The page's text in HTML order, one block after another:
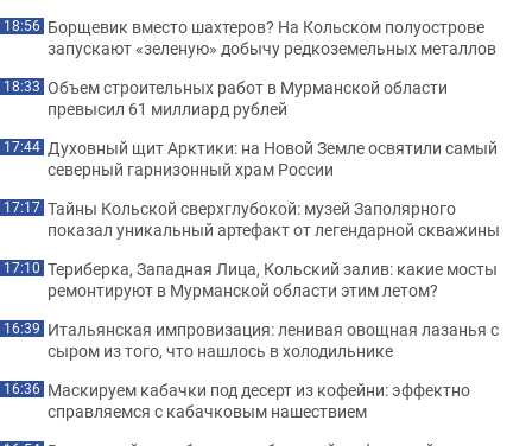
18:56 Борщевик вместо шахтеров? На Кольском полуострове
запускают «зеленую» добычу редкоземельных металлов
18:33 Объем строительных работ в Мурманской области
превысил 61 миллиард рублей
17:44 Духовный щит Арктики: на Новой Земле освятили самый
северный гарнизонный храм России
17:17 Тайны Кольской сверхглубокой: музей Заполярного
показал уникальный артефакт от легендарной скважины
17:10 Териберка, Западная Лица, Кольский залив: какие мосты
ремонтируют в Мурманской области этим летом?
16:39 Итальянская импровизация: ленивая овощная лазанья с
сыром из того, что нашлось в холодильнике
16:36 Маскируем кабачки под десерт из кофейни: эффектно
справляемся с кабачковым нашествием